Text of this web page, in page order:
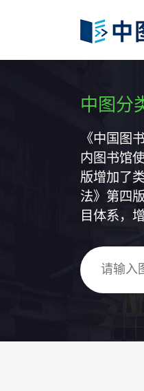
中图分
《中国图
内图书馆
版增加了
法》第四
目体系，